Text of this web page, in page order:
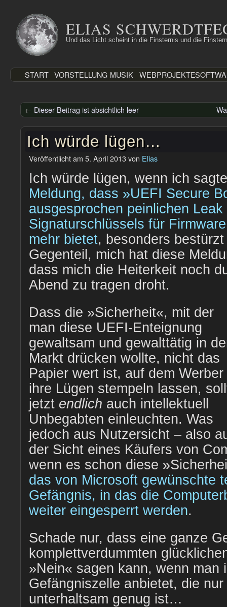
Inhalt
springen
ELIAS
Und das Licht scheint in die Finsternis und die
START VORSTELLUNG MUSIK WEBPROJEKTE
← Dieser Beitrag ist absichtlich leer
Ich würde lügen…
Veröffentlicht am 5. April 2013von Elias
Ich würde lügen, wenn ich
Meldung, dass »UEFI Secure
ausgesprochen peinlichen Leak
Signaturschlüssels für
mehr bietet, besonders
Gegenteil, mich hat diese
dass mich die Heiterkeit noch
Abend zu tragen droht.
Dass die »Sicherheit«, mit der
man diese UEFI-Enteignung
gewaltsam und gewalttätig in
Markt drücken wollte, nicht das
Papier wert ist, auf dem Werber
ihre Lügen stempeln lassen,
jetzt endlich auch intellektuell
Unbegabten einleuchten. Was
jedoch aus Nutzersicht – also
der Sicht eines Käufers von
wenn es schon diese
das von Microsoft gewünschte
Gefängnis, in das die
weiter eingesperrt werden.
Schade nur, dass eine ganze
komplettverdummten
»Nein« sagen kann, wenn man
Gefängniszelle anbietet, die
unterhaltsam genug ist…